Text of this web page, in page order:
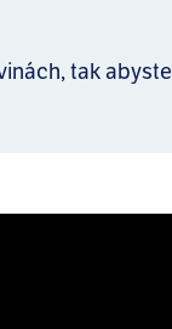
tak abyste